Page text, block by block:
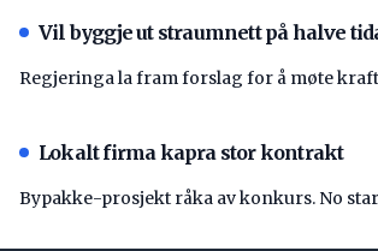
Vil byggje ut straumnett på halve
Regjeringa la fram forslag for å møte
Lokalt firma kapra stor kontrakt
Bypakke-prosjekt råka av konkurs. No